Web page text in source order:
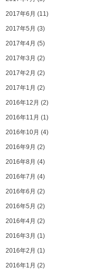
2017年6月 (11)
2017年5月 (3)
2017年4月 (5)
2017年3月 (2)
2017年2月 (2)
2017年1月 (2)
2016年12月 (2)
2016年11月 (1)
2016年10月 (4)
2016年9月 (2)
2016年8月 (4)
2016年7月 (4)
2016年6月 (2)
2016年5月 (2)
2016年4月 (2)
2016年3月 (1)
2016年2月 (1)
2016年1月 (2)